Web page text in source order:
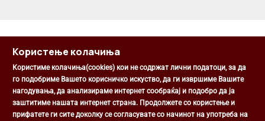
Општина Центар
Михаил Цоков бр. 1, Скопје
Користење колачиња
Користиме колачиња(cookies) кои не содржат лични податоци, за да
го подобриме Вашето корисничко искуство, да ги извршиме Вашите
нагодувања, да анализираме интернет сообраќај и подобро да ја
заштитиме нашата интернет страна. Продолжете со користење и
прифатете ги сите доколку се согласувате со начинот на употреба на